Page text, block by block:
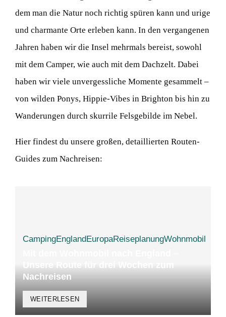
dem man die Natur noch richtig spüren kann und urige
und charmante Orte erleben kann. In den vergangenen
Jahren haben wir die Insel mehrmals bereist, sowohl
mit dem Camper, wie auch mit dem Dachzelt. Dabei
haben wir viele unvergessliche Momente gesammelt –
von wilden Ponys, Hippie-Vibes in Brighton bis hin zu
Wanderungen durch skurrile Felsgebilde im Nebel.
Hier findest du unsere großen, detaillierten Routen-
Guides zum Nachreisen:
CampingEnglandEuropaReiseplanungWohnmobil
Nachreisen
WEITERLESEN